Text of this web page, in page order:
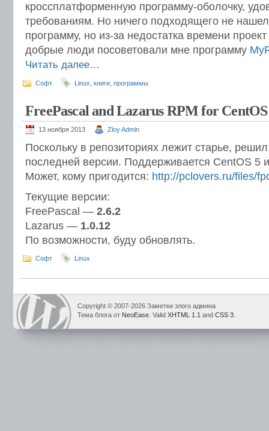
кроссплатформенную программу-оболочку,
требованиям. Но ничего подходящего не
программу, но из-за недостатка времени
добрые люди посоветовали мне программу
Читать далее…
Софт Linux книги программы
FreePascal and Lazarus RPM for CentOS
13 ноября 2013 Zloy Admin
Поскольку в репозиториях лежит старье,
последней версии. Поддерживается CentOS 5
Может, кому пригодится: http://pclovers.ru/files/
Текущие версии:
FreePascal — 2.6.2
Lazarus — 1.0.12
По возможности, буду обновлять.
Софт Linux
Copyright © 2007-2026 Заметки злого админа
Тема блога от NeoEase . Valid XHTML 1.1 and CSS 3